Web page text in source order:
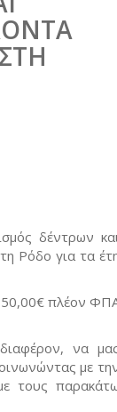
δέντρων και
Ρόδο για τα
πλέον
να
με
τους